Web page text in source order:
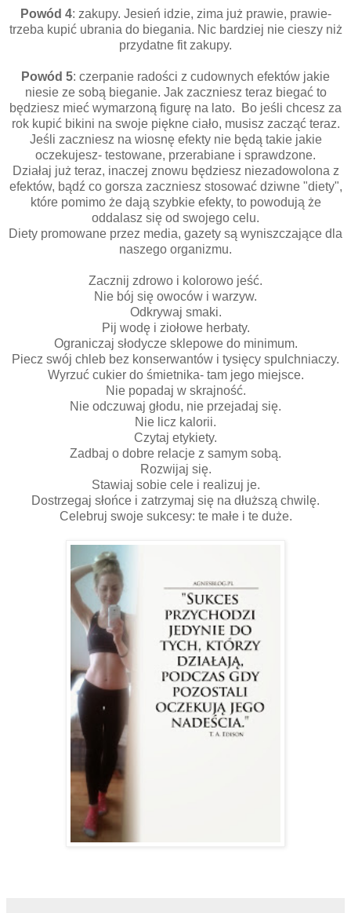
Powód 4: zakupy. Jesień idzie, zima już prawie, prawie-
trzeba kupić ubrania do biegania. Nic bardziej nie cieszy niż
przydatne fit zakupy.
Powód 5: czerpanie radości z cudownych efektów jakie
niesie ze sobą bieganie. Jak zaczniesz teraz biegać to
będziesz mieć wymarzoną figurę na lato. Bo jeśli chcesz za
rok kupić bikini na swoje piękne ciało, musisz zacząć teraz.
Jeśli zaczniesz na wiosnę efekty nie będą takie jakie
oczekujesz- testowane, przerabiane i sprawdzone.
Działaj już teraz, inaczej znowu będziesz niezadowolona z
efektów, bądź co gorsza zaczniesz stosować dziwne "diety",
które pomimo że dają szybkie efekty, to powodują że
oddalasz się od swojego celu.
Diety promowane przez media, gazety są wyniszczające dla
naszego organizmu.
Zacznij zdrowo i kolorowo jeść.
Nie bój się owoców i warzyw.
Odkrywaj smaki.
Pij wodę i ziołowe herbaty.
Ograniczaj słodycze sklepowe do minimum.
Piecz swój chleb bez konserwantów i tysięcy spulchniaczy.
Wyrzuć cukier do śmietnika- tam jego miejsce.
Nie popadaj w skrajność.
Nie odczuwaj głodu, nie przejadaj się.
Nie licz kalorii.
Czytaj etykiety.
Zadbaj o dobre relacje z samym sobą.
Rozwijaj się.
Stawiaj sobie cele i realizuj je.
Dostrzegaj słońce i zatrzymaj się na dłuższą chwilę.
Celebruj swoje sukcesy: te małe i te duże.